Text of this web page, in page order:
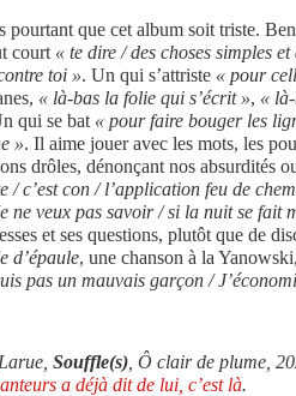
pourtant que cet album soit triste.
court « te dire / des choses simples
toi ». Un qui s’attriste « pour
« là-bas la folie qui s’écrit », «
qui se bat « pour faire bouger les
». Il aime jouer avec les mots, les
drôles, dénonçant nos absurdités
/ c’est con / l’application feu de
ne veux pas savoir / si la nuit se fait
et ses questions, plutôt que de
d’épaule, une chanson à la
pas un mauvais garçon /
Souffle(s) , Ô clair de plume,
a déjà dit de lui, c’est là.